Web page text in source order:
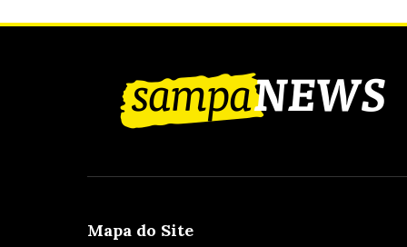
Mapa do Site